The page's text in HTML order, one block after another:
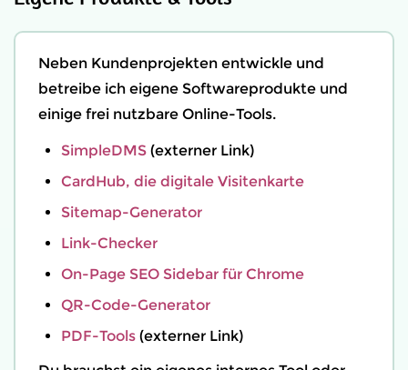
Neben Kundenprojekten entwickle und
betreibe ich eigene Softwareprodukte und
einige frei nutzbare Online-Tools.
SimpleDMS (externer Link)
CardHub, die digitale Visitenkarte
Sitemap-Generator
Link-Checker
On-Page SEO Sidebar für Chrome
QR-Code-Generator
PDF-Tools (externer Link)